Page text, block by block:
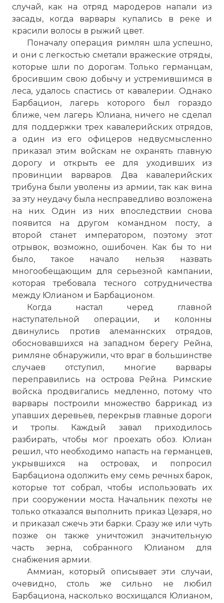
случай, как на отряд мародеров напали из
засады, когда варвары купались в реке и
красили волосы в рыжий цвет.
Поначалу операция римлян шла успешно,
и они с легкостью сметали вражеские отряды,
которые шли по дорогам. Только германцам,
бросившим свою добычу и устремившимся в
леса, удалось спастись от кавалерии. Однако
Барбацион, лагерь которого был гораздо
ближе, чем лагерь Юлиана, ничего не сделал
для поддержки трех кавалерийских отрядов,
а один из его офицеров недвусмысленно
приказал этим войскам не охранять главную
дорогу и открыть ее для уходивших из
провинции варваров. Два кавалерийских
трибуна были уволены из армии, так как вина
за эту неудачу была несправедливо возложена
на них. Один из них впоследствии снова
появится на другом командном посту, а
второй станет императором, поэтому этот
отрывок, возможно, ошибочен. Как бы то ни
было, такое начало нельзя назвать
многообещающим для серьезной кампании,
которая требовала тесного сотрудничества
между Юлианом и Барбационом.
Когда настал черед главной
наступательной операции, и колонны
двинулись против алеманнских отрядов,
обосновавшихся на западном берегу Рейна,
римляне обнаружили, что враг в большинстве
случаев отступил, многие варвары
переправились на острова Рейна. Римские
войска продвигались медленно, потому что
варвары построили множество баррикад из
упавших деревьев, перекрыв главные дороги
и тропы. Каждый завал приходилось
разбирать, чтобы мог проехать обоз. Юлиан
решил, что необходимо напасть на германцев,
укрывшихся на островах, и попросил
Барбациона одолжить ему семь речных барок,
которые тот собрал, чтобы использовать их
при сооружении моста. Начальник пехоты не
только отказался выполнить приказ Цезаря, но
и приказал сжечь эти барки. Сразу же или чуть
позже он также уничтожил значительную
часть зерна, собранного Юлианом для
снабжения армии.
Аммиан, который описывает эти случаи,
очевидно, столь же сильно не любил
Барбациона, насколько восхищался Юлианом,